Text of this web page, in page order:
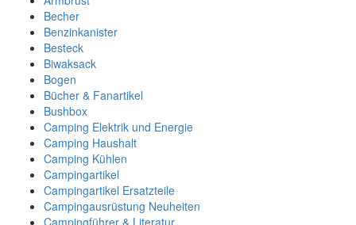
Becher
Benzinkanister
Besteck
Biwaksack
Bogen
Bücher & Fanartikel
Bushbox
Camping Elektrik und Energie
Camping Haushalt
Camping Kühlen
Campingartikel
Campingartikel Ersatzteile
Campingausrüstung Neuheiten
Campingführer & Literatur